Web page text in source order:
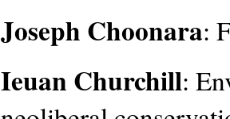
Joseph Choonara:
Ieuan Churchill: